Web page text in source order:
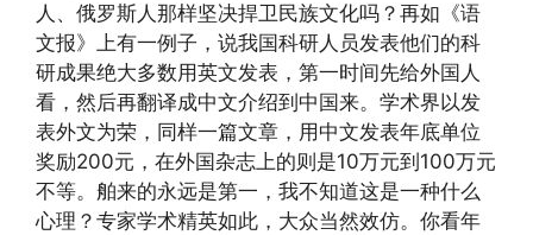
人、俄罗斯人那样坚决捍卫民族文化吗？再如《语
文报》上有一例子，说我国科研人员发表他们的科
研成果绝大多数用英文发表，第一时间先给外国人
看，然后再翻译成中文介绍到中国来。学术界以发
表外文为荣，同样一篇文章，用中文发表年底单位
奖励200元，在外国杂志上的则是10万元到100万元
不等。舶来的永远是第一，我不知道这是一种什么
心理？专家学术精英如此，大众当然效仿。你看年